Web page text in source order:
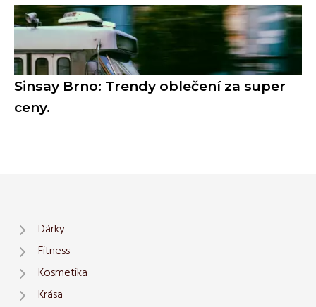
Sinsay Brno: Trendy oblečení za super
ceny.
Dárky
Fitness
Kosmetika
Krása